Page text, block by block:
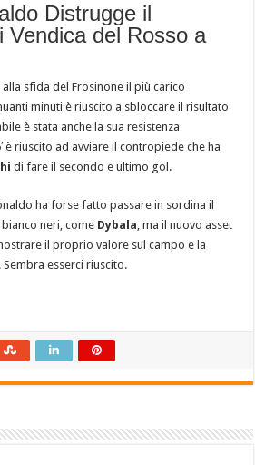
Distrugge il
Vendica del Rosso a
sfida del Frosinone il più carico
minuti è riuscito a sbloccare il risultato
è stata anche la sua resistenza
è riuscito ad avviare il contropiede che ha
di fare il secondo e ultimo gol.
ha forse fatto passare in sordina il
neri, come Dybala, ma il nuovo asset
il proprio valore sul campo e la
esserci riuscito.